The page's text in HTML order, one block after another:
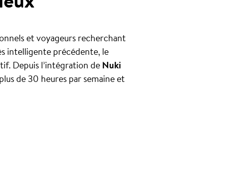
et voyageurs recherchant
intelligente précédente, le
Depuis l’intégration deNuki
de 30 heures par semaine et